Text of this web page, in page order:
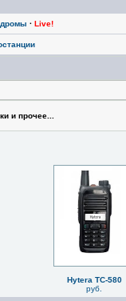
· Live!
и прочее...
Hytera TC-580
руб.